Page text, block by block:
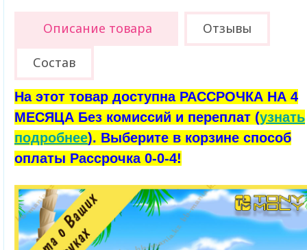
Описание товара Отзывы
Состав
На этот товар доступна РАССРОЧКА НА 4
МЕСЯЦА Без комиссий и переплат (узнать
подробнее). Выберите в корзине способ
оплаты Рассрочка 0-0-4!